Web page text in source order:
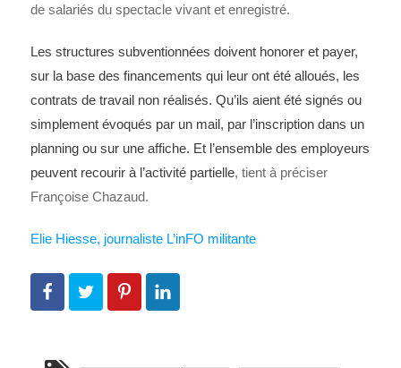
de salariés du spectacle vivant et enregistré.
Les structures subventionnées doivent honorer et payer,
sur la base des financements qui leur ont été alloués, les
contrats de travail non réalisés. Qu’ils aient été signés ou
simplement évoqués par un mail, par l’inscription dans un
planning ou sur une affiche. Et l’ensemble des employeurs
peuvent recourir à l’activité partielle, tient à préciser
Françoise Chazaud.
Elie Hiesse, journaliste L’inFO militante